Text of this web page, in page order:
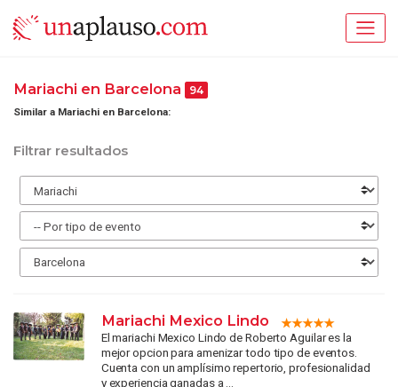
Mariachi en Barcelona 94
Similar a Mariachi en Barcelona:
Filtrar resultados
Mariachi Mexico Lindo
El mariachi Mexico Lindo de Roberto Aguilar es la
mejor opcion para amenizar todo tipo de eventos.
Cuenta con un amplísimo repertorio, profesionalidad
y experiencia ganadas a ...